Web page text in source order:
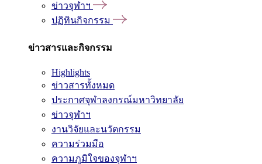
ข่าวจุฬาฯ
ปฏิทินกิจกรรม
ข่าวสารและกิจกรรม
Highlights
ข่าวสารทั้งหมด
ประกาศจุฬาลงกรณ์มหาวิทยาลัย
ข่าวจุฬาฯ
งานวิจัยและนวัตกรรม
ความร่วมมือ
ความภูมิใจของจุฬาฯ